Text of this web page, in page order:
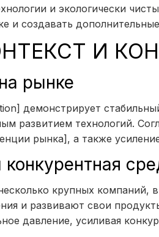
и экологически
и создавать
И
рынке
демонстрирует
развитием технологий.
рынка], а также
крупных компаний,
и развивают свои
давление, усиливая